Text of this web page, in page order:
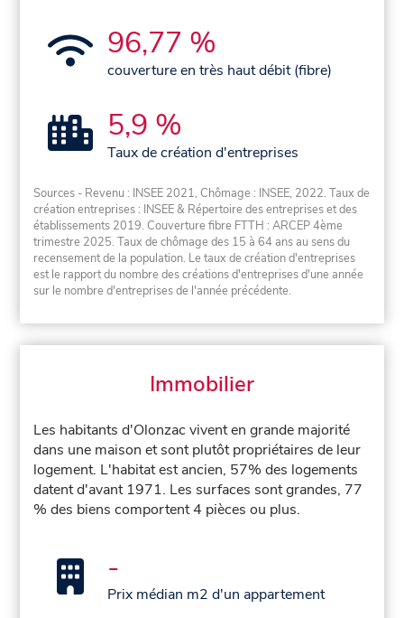
96,77 %
couverture en très haut débit (fibre)
5,9 %
Taux de création d'entreprises
Sources - Revenu : INSEE 2021, Chômage : INSEE, 2022. Taux de
création entreprises : INSEE & Répertoire des entreprises et des
établissements 2019. Couverture fibre FTTH : ARCEP 4ème
trimestre 2025. Taux de chômage des 15 à 64 ans au sens du
recensement de la population. Le taux de création d'entreprises
est le rapport du nombre des créations d'entreprises d'une année
sur le nombre d'entreprises de l'année précédente.
Immobilier
Les habitants d'Olonzac vivent en grande majorité
dans une maison et sont plutôt propriétaires de leur
logement. L'habitat est ancien, 57% des logements
datent d'avant 1971. Les surfaces sont grandes, 77
% des biens comportent 4 pièces ou plus.
-
Prix médian m2 d'un appartement